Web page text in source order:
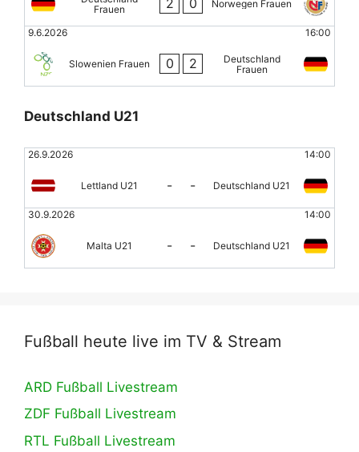
Frauen
2 0 Norwegen Frauen
9.6.2026 16:00
Slowenien Frauen 0 2
Deutschland
Frauen
Deutschland U21
26.9.2026 14:00
Lettland U21 - - Deutschland U21
30.9.2026 14:00
Malta U21 - - Deutschland U21
Fußball heute live im TV & Stream
ARD Fußball Livestream
ZDF Fußball Livestream
RTL Fußball Livestream